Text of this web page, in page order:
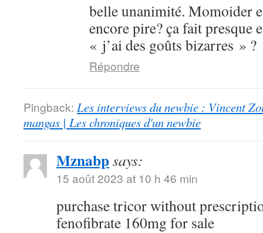
belle unanimité. Momoider
encore pire? ça fait
« j’ai des goûts bizarres » ?
Répondre
Pingback: Les interviews du newbie : Vincent
mangas | Les chroniques d'un newbie
Mznabpsays:
15 août 2023 at 10 h 46 min
purchase tricor without
fenofibrate 160mg for sale